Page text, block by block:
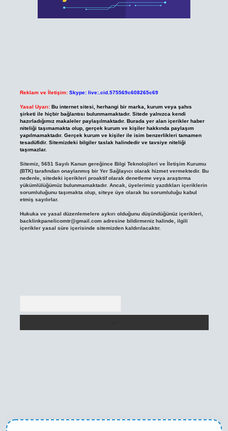
Reklam ve İletişim: Skype: live:.cid.575569c608265c69
Yasal Uyarı: Bu internet sitesi, herhangi bir marka, kurum veya şahıs
şirketi ile hiçbir bağlantısı bulunmamaktadır. Sitede yalnızca kendi
hazırladığımız makaleler paylaşılmaktadır. Burada yer alan içerikler haber
niteliği taşımamakta olup, gerçek kurum ve kişiler hakkında paylaşım
yapılmamaktadır. Gerçek kurum ve kişiler ile isim benzerlikleri tamamen
tesadüfidir. Sitemizdeki bilgiler taslak halindedir ve tavsiye niteliği
taşımazlar.
Sitemiz, 5651 Sayılı Kanun gereğince Bilgi Teknolojileri ve İletişim Kurumu
(BTK) tarafından onaylanmış bir Yer Sağlayıcı olarak hizmet vermektedir. Bu
nedenle, sitedeki içerikleri proaktif olarak denetleme veya araştırma
yükümlülüğümüz bulunmamaktadır. Ancak, üyelerimiz yazdıkları içeriklerin
sorumluluğunu taşımakta olup, siteye üye olarak bu sorumluluğu kabul
etmiş sayılırlar.
Hukuka ve yasal düzenlemelere aykırı olduğunu düşündüğünüz içerikleri,
backlinkpanelicomtr@gmail.comadresine bildirmeniz halinde, ilgili
içerikler yasal süre içerisinde sitemizden kaldırılacaktır.